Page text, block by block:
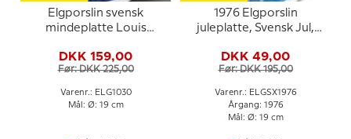
Elgporslin svensk
mindeplatte Louis
DKK 159,00
Før: DKK 225,00
Varenr.: ELG1030
Mål: Ø: 19 cm
1976 Elgporslin
juleplatte, Svensk Jul,
DKK 49,00
Før: DKK 195,00
Varenr.: ELGSX1976
Årgang: 1976
Mål: Ø: 19 cm